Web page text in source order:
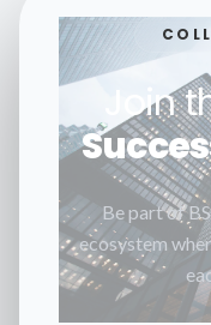
Join
Be part of
ecosystem